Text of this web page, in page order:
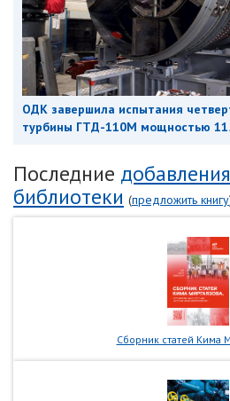
ОДК завершила испытания
турбины ГТД-110М мощностью
Последние добавления
библиотеки (предложить книгу
Сборник статей Кима